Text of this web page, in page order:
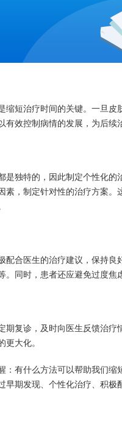
短治疗时间的关键。一旦皮
有效控制病情的发展，为后续
独特的，因此制定个性化的
素，制定针对性的治疗方案。
合医生的治疗建议，保持良
。同时，患者还应避免过度焦
复诊，及时向医生反馈治疗
更大化。
有什么方法可以帮助我们缩
早期发现、个性化治疗、积